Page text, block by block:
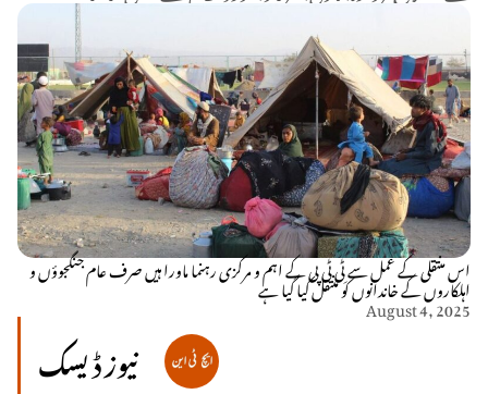
اس منتقلی کے عمل سے ٹِی ٹی پی کے اہم و مرکزی رہنما ماورا ہیں صرف عام جنگجوؤں و
اہلکاروں کے خاندانوں کو منتقل کیا گیا ہے
August 4, 2025
نیوز ڈیسک